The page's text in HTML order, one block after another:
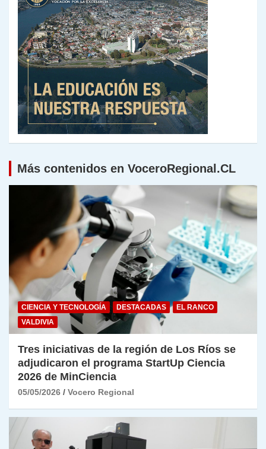
Más contenidos en VoceroRegional.CL
CIENCIA Y TECNOLOGÍA DESTACADAS
EL RANCO
VALDIVIA
Tres iniciativas de la región de Los Ríos se
adjudicaron el programa StartUp Ciencia
2026 de MinCiencia
05/05/2026 Vocero Regional